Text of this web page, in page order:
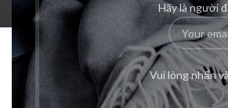
Hãy là người
Vui lòng nhấn